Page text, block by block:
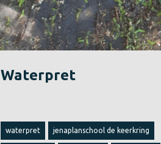
Waterpret
waterpret jenaplanschool de keerkring